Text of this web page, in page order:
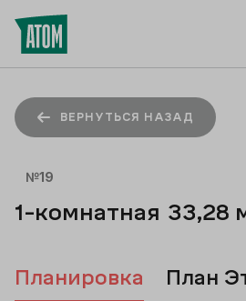
ВЕРНУТЬСЯ НАЗАД
№19
1-комнатная 33,28
Планировка План